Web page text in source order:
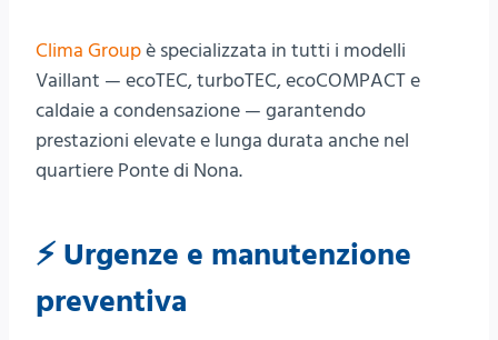
Clima Groupè specializzata in tutti i modelli
Vaillant — ecoTEC, turboTEC, ecoCOMPACT e
caldaie a condensazione — garantendo
prestazioni elevate e lunga durata anche nel
quartiere Ponte di Nona.
⚡ Urgenze e manutenzione
preventiva